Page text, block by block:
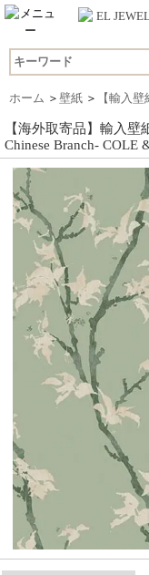
ホーム ＞ 壁紙 ＞ 【輸入
【海外取寄品】輸入壁
Chinese Branch- COLE